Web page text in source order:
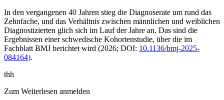
In den vergangenen 40 Jahren stieg die Diagnoserate um rund das
Zehnfache, und das Verhältnis zwischen männlichen und weiblichen
Diagnostizierten glich sich im Lauf der Jahre an. Das sind die
Ergebnissen einer schwedische Kohortenstudie, über die im
Fachblatt BMJ berichtet wird (2026; DOI: 10.1136/bmj-2025-
084164).
thh
Zum Weiterlesen anmelden